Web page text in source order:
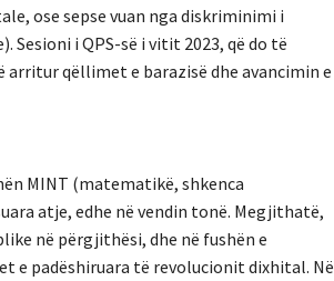
ose sepse vuan nga diskriminimi i
i QPS-së i vitit 2023, që do të
qëllimet e barazisë dhe avancimin e
MINT (matematikë, shkenca
atje, edhe në vendin tonë. Megjithatë,
në përgjithësi, dhe në fushën e
e padëshiruara të revolucionit dixhital. Në